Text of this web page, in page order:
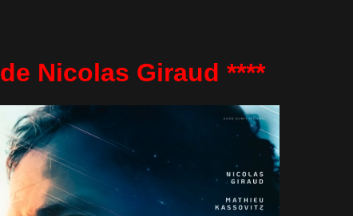
de Nicolas Giraud ****